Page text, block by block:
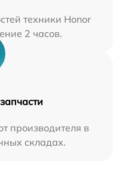
техники Honor
2 часов.
производителя в
складах.